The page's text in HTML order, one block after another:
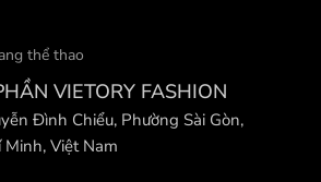
thể thao
VIETORY FASHION
Đình Chiểu, Phường Sài Gòn,
Việt Nam